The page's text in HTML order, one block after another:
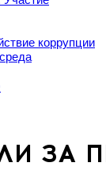
коррупции
ЗА